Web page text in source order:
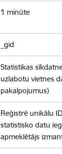
1 minūte
_gid
Statistikas
uzlabotu vietnes
pakalpojumus)
Reģistrē unikālu
statistisko datu
apmeklētājs